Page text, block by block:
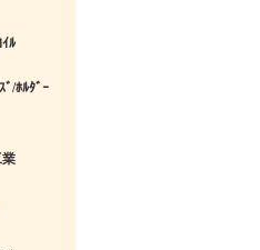
ﾙ
ﾞ/ﾎﾙﾀﾞｰ
業